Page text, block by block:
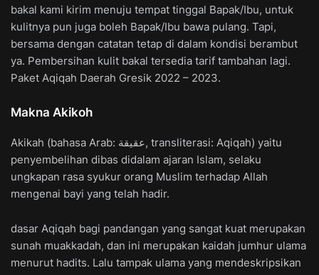
bakal kami kirim menuju tempat tinggal Bapak/Ibu, untuk
kulitnya pun juga boleh Bapak/Ibu bawa pulang. Tapi,
bersama dengan catatan tetap di dalam kondisi berambut
ya. Pembersihan kulit bakal tersedia tarif tambahan lagi.
Paket Aqiqah Daerah Gresik 2022 – 2023.
Makna Akikoh
Akikah (bahasa Arab: عقيقة, transliterasi: Aqiqah) yaitu
penyembelihan dibas didalam ajaran Islam, selaku
ungkapan rasa syukur orang Muslim terhadap Allah
mengenai bayi yang telah hadir.
dasar Aqiqah bagi pandangan yang sangat kuat merupakan
sunah muakkadah, dan ini merupakan kaidah jumhur ulama
menurut hadits. Lalu tampak ulama yang mendeskripsikan